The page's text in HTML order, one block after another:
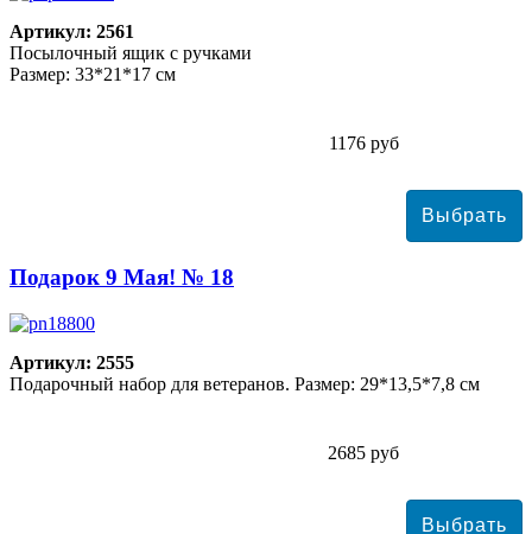
Артикул: 2561
Посылочный ящик с ручками
Размер: 33*21*17 см
1176 руб
Подарок 9 Мая! № 18
Артикул: 2555
Подарочный набор для ветеранов. Размер: 29*13,5*7,8 см
2685 руб